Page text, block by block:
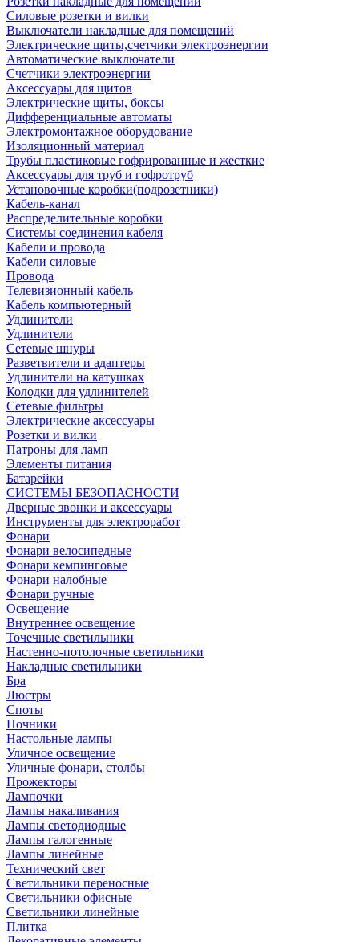
Силовые розетки и вилки
Выключатели накладные для помещений
Электрические щиты,счетчики электроэнергии
Автоматические выключатели
Счетчики электроэнергии
Аксессуары для щитов
Электрические щиты, боксы
Дифференциальные автоматы
Электромонтажное оборудование
Изоляционный материал
Трубы пластиковые гофрированные и жесткие
Аксессуары для труб и гофротруб
Установочные коробки(подрозетники)
Кабель-канал
Распределительные коробки
Системы соединения кабеля
Кабели и провода
Кабели силовые
Провода
Телевизионный кабель
Кабель компьютерный
Удлинители
Удлинители
Сетевые шнуры
Разветвители и адаптеры
Удлинители на катушках
Колодки для удлинителей
Сетевые фильтры
Электрические аксессуары
Розетки и вилки
Патроны для ламп
Элементы питания
Батарейки
СИСТЕМЫ БЕЗОПАСНОСТИ
Дверные звонки и аксессуары
Инструменты для электроработ
Фонари
Фонари велосипедные
Фонари кемпинговые
Фонари налобные
Фонари ручные
Освещение
Внутреннее освещение
Точечные светильники
Настенно-потолочные светильники
Накладные светильники
Бра
Люстры
Споты
Ночники
Настольные лампы
Уличное освещение
Уличные фонари, столбы
Прожекторы
Лампочки
Лампы накаливания
Лампы светодиодные
Лампы галогенные
Лампы линейные
Технический свет
Светильники переносные
Светильники офисные
Светильники линейные
Плитка